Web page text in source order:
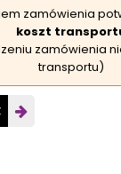
zamówienia
koszt
zamówienia
transportu)